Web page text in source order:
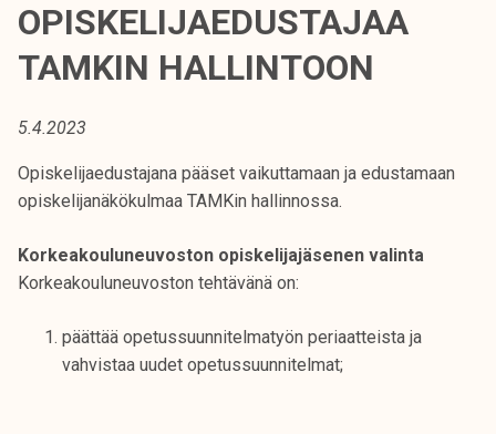
r
e
a
m
t
t
OPISKELIJAEDUSTAJAA
TAMKIN HALLINTOON
5.4.2023
Opiskelijaedustajana pääset vaikuttamaan ja edustamaan
opiskelijanäkökulmaa TAMKin hallinnossa.
Korkeakouluneuvoston opiskelijajäsenen valinta
Korkeakouluneuvoston tehtävänä on:
päättää opetussuunnitelmatyön periaatteista ja
vahvistaa uudet opetussuunnitelmat;